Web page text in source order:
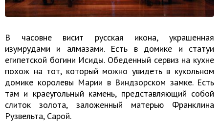
В часовне висит русская икона, украшенная
изумрудами и алмазами. Есть в домике и статуи
египетской богини Исиды. Обеденный сервиз на кухне
похож на тот, который можно увидеть в кукольном
домике королевы Марии в Виндзорском замке. Есть
там и краеугольный камень, представляющий собой
слиток золота, заложенный матерью Франклина
Рузвельта, Сарой.